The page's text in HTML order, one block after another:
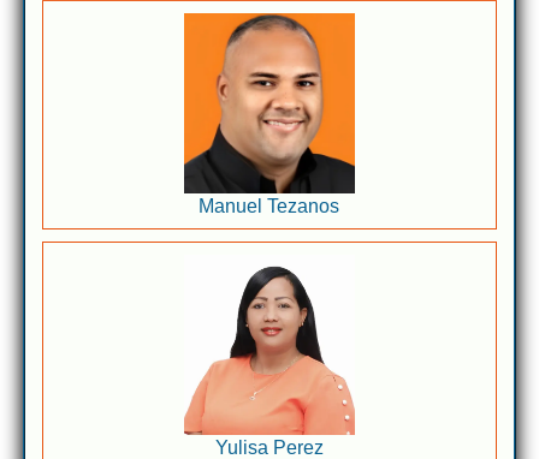
Manuel Tezanos
Yulisa Perez